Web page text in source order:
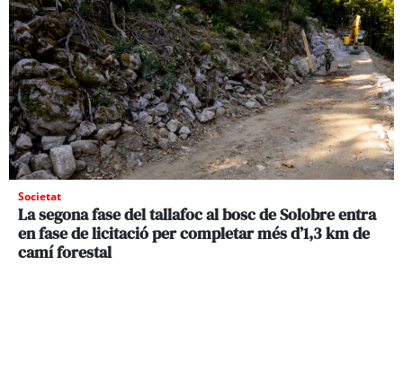
Societat
La segona fase del tallafoc al bosc de Solobre entra
en fase de licitació per completar més d’1,3 km de
camí forestal